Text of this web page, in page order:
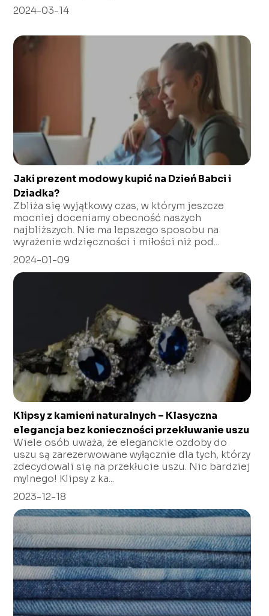
2024-03-14
Jaki prezent modowy kupić na Dzień Babci i
Dziadka?
Zbliża się wyjątkowy czas, w którym jeszcze
mocniej doceniamy obecność naszych
najbliższych. Nie ma lepszego sposobu na
wyrażenie wdzięczności i miłości niż pod...
2024-01-09
Klipsy z kamieni naturalnych – Klasyczna
elegancja bez konieczności przekłuwanie uszu
Wiele osób uważa, że eleganckie ozdoby do
uszu są zarezerwowane wyłącznie dla tych, którzy
zdecydowali się na przekłucie uszu. Nic bardziej
mylnego! Klipsy z ka...
2023-12-18